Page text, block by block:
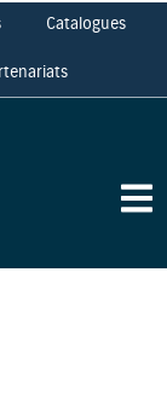
Catalogues